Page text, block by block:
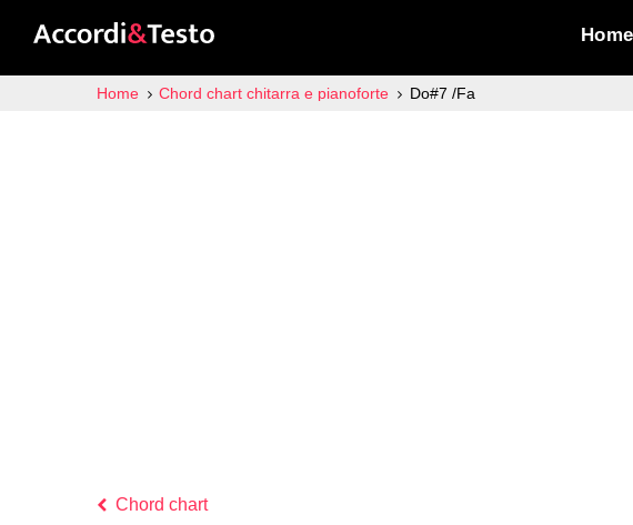
Home
Home Chord chart chitarra e pianoforte Do#7 /Fa
Chord chart